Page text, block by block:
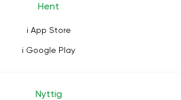
Hent
i App Store
i Google Play
Nyttig